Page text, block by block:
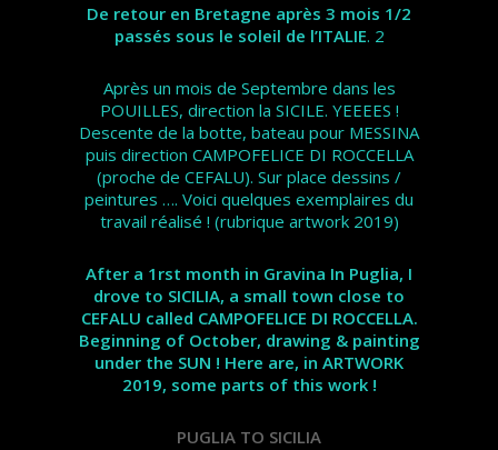
De retour en Bretagne après 3 mois 1/2
passés sous le soleil de l’ITALIE. 2
Après un mois de Septembre dans les
POUILLES, direction la SICILE. YEEEES !
Descente de la botte, bateau pour MESSINA
puis direction CAMPOFELICE DI ROCCELLA
(proche de CEFALU). Sur place dessins /
peintures …. Voici quelques exemplaires du
travail réalisé ! (rubrique artwork 2019)
After a 1rst month in Gravina In Puglia, I
drove to SICILIA, a small town close to
CEFALU called CAMPOFELICE DI ROCCELLA.
Beginning of October, drawing & painting
under the SUN ! Here are, in ARTWORK
2019, some parts of this work !
PUGLIA TO SICILIA